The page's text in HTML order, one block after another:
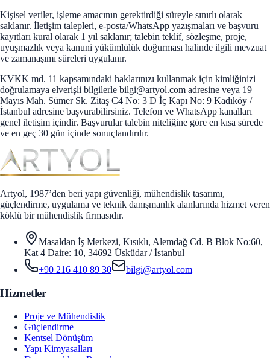
Kişisel veriler, işleme amacının gerektirdiği süreyle sınırlı olarak
saklanır. İletişim talepleri, e-posta/WhatsApp yazışmaları ve başvuru
kayıtları kural olarak 1 yıl saklanır; talebin teklif, sözleşme, proje,
uyuşmazlık veya kanuni yükümlülük doğurması halinde ilgili mevzuat
ve zamanaşımı süreleri uygulanır.
KVKK md. 11 kapsamındaki haklarınızı kullanmak için kimliğinizi
doğrulamaya elverişli bilgilerle bilgi@artyol.com adresine veya 19
Mayıs Mah. Sümer Sk. Zitaş C4 No: 3 D İç Kapı No: 9 Kadıköy /
İstanbul adresine başvurabilirsiniz. Telefon ve WhatsApp kanalları
genel iletişim içindir. Başvurular talebin niteliğine göre en kısa sürede
ve en geç 30 gün içinde sonuçlandırılır.
Artyol, 1987’den beri yapı güvenliği, mühendislik tasarımı,
güçlendirme, uygulama ve teknik danışmanlık alanlarında hizmet veren
köklü bir mühendislik firmasıdır.
Masaldan İş Merkezi, Kısıklı, Alemdağ Cd. B Blok No:60,
Kat 4 Daire: 10, 34692 Üsküdar / İstanbul
+90 216 410 89 30
bilgi@artyol.com
Hizmetler
Proje ve Mühendislik
Güçlendirme
Kentsel Dönüşüm
Yapı Kimyasalları